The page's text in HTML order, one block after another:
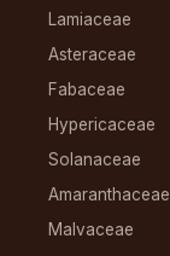
Lamiaceae
Asteraceae
Fabaceae
Hypericaceae
Solanaceae
Amaranthaceae
Malvaceae